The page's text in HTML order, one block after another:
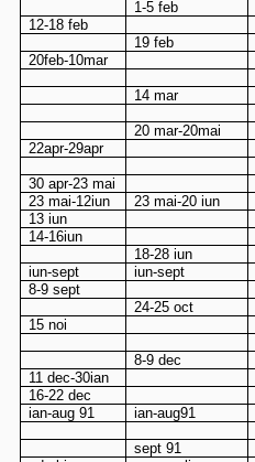
1-5 feb
12-18 feb
19 feb
20feb-10mar
14 mar
20 mar-20mai
22apr-29apr
30 apr-23 mai
23 mai-12iun
23 mai-20 iun
13 iun
14-16iun
18-28 iun
iun-sept
iun-sept
8-9 sept
24-25 oct
15 noi
8-9 dec
11 dec-30ian
16-22 dec
ian-aug 91
ian-aug91
sept 91